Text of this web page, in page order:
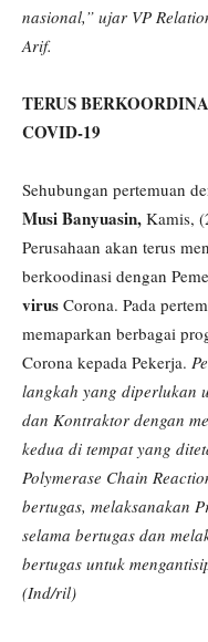
nasional,” ujar VP
Arif.
TERUS
COVID-19
Sehubungan pertemuan
Musi Banyuasin, Kamis,
Perusahaan akan terus
berkoodinasi dengan
virus Corona. Pada
memaparkan berbagai
Corona kepada Pekerja.
langkah yang diperlukan
dan Kontraktor dengan
kedua di tempat yang
Polymerase Chain
bertugas, melaksanakan
selama bertugas dan
bertugas untuk
(Ind/ril)